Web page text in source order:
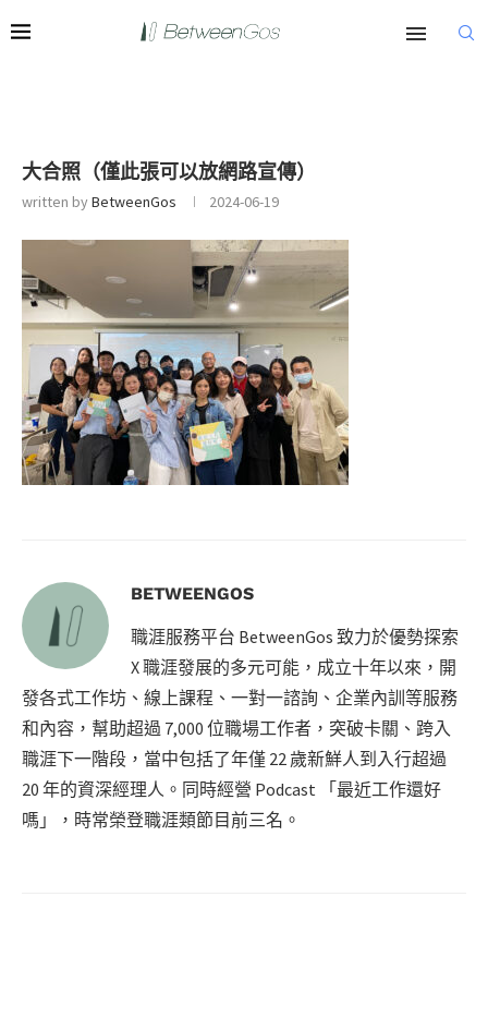
大合照（僅此張可以放網路宣傳）
written byBetweenGos 2024-06-19
BETWEENGOS
職涯服務平台 BetweenGos 致力於優勢探索
X 職涯發展的多元可能，成立十年以來，開
發各式工作坊、線上課程、一對一諮詢、企業內訓等服務
和內容，幫助超過 7,000 位職場工作者，突破卡關、跨入
職涯下一階段，當中包括了年僅 22 歲新鮮人到入行超過
20 年的資深經理人。同時經營 Podcast 「最近工作還好
嗎」，時常榮登職涯類節目前三名。